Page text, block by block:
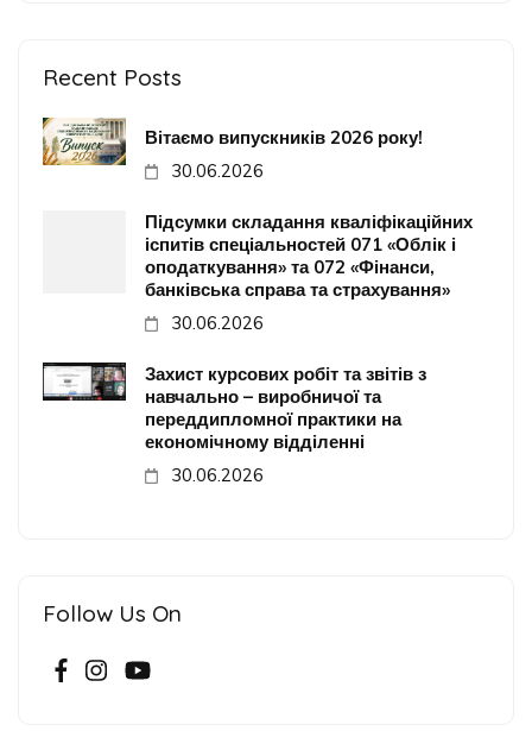
Recent Posts
Вітаємо випускників 2026 року!
30.06.2026
Підсумки складання кваліфікаційних
іспитів спеціальностей 071 «Облік і
оподаткування» та 072 «Фінанси,
банківська справа та страхування»
30.06.2026
Захист курсових робіт та звітів з
навчально – виробничої та
переддипломної практики на
економічному відділенні
30.06.2026
Follow Us On